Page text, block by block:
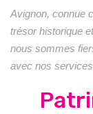
Avignon, connue
trésor historique
nous sommes
avec nos